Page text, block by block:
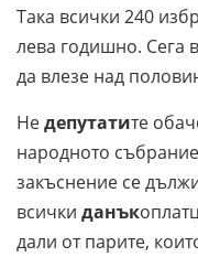
Така всички 240
лева годишно. Сега
да влезе над
Недепутатите
народното
закъснение се
всички данък
дали от парите,